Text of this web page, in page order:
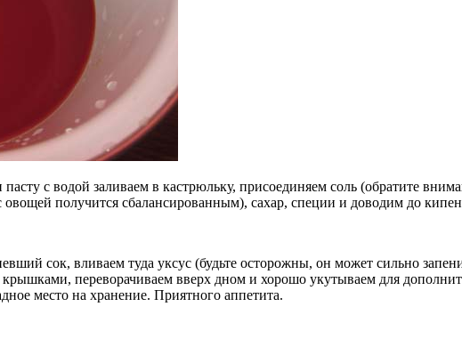
с водой заливаем в кастрюльку, присоединяем соль (обратите
овощей получится сбалансированным), сахар, специи и доводим до
сок, вливаем туда уксус (будьте осторожны, он может сильно
крышками, переворачиваем вверх дном и хорошо укутываем для
место на хранение. Приятного аппетита.